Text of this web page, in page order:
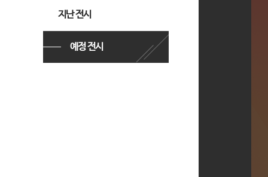
지난 전시
예정 전시